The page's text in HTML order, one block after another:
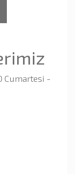
Cumartesi -